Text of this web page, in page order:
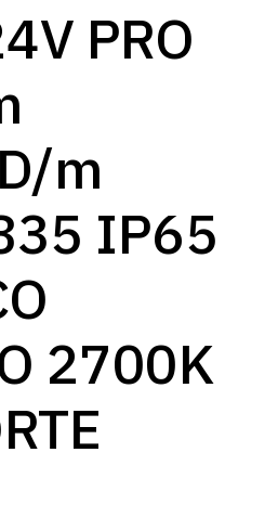
PRO
m
IP65
2700K